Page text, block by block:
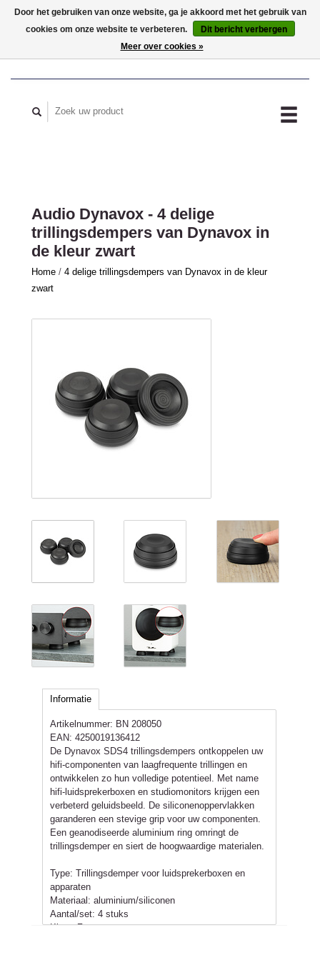
MIJN ACCOUNT
Audio Dynavox - 4 delige
trillingsdempers van Dynavox in
de kleur zwart
Home / 4 delige trillingsdempers van Dynavox in de kleur
zwart
Informatie
Artikelnummer: BN 208050
EAN: 4250019136412
De Dynavox SDS4 trillingsdempers ontkoppelen uw
hifi-componenten van laagfrequente trillingen en
ontwikkelen zo hun volledige potentieel. Met name
hifi-luidsprekerboxen en studiomonitors krijgen een
verbeterd geluidsbeeld. De siliconenoppervlakken
garanderen een stevige grip voor uw componenten.
Een geanodiseerde aluminium ring omringt de
trillingsdemper en siert de hoogwaardige materialen.
Type: Trillingsdemper voor luidsprekerboxen en
apparaten
Materiaal: aluminium/siliconen
Aantal/set: 4 stuks
Kleur: Zwart
Door het gebruiken van onze website, ga je akkoord met het gebruik van
cookies om onze website te verbeteren.
Dit bericht verbergen
Meer over cookies »